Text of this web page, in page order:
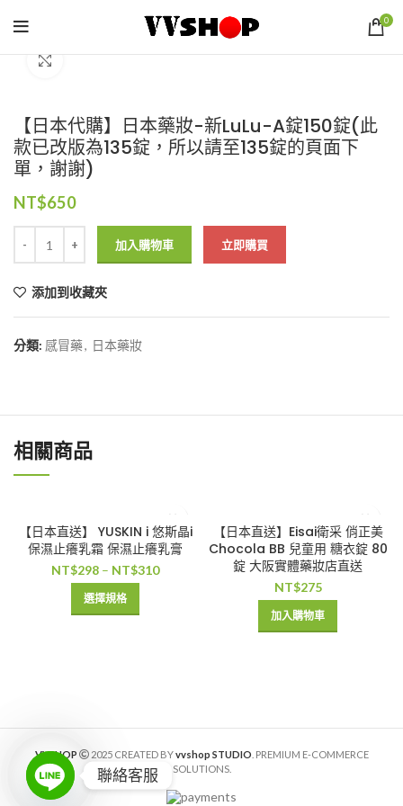
0
【日本代購】日本藥妝-新LuLu-A錠150錠(此
款已改版為135錠，所以請至135錠的頁面下
單，謝謝)
NT$650
加入購物車 立即購買
添加到收藏夾
分類: 感冒藥, 日本藥妝
相關商品
【日本直送】 YUSKIN i 悠斯晶i
保濕止癢乳霜 保濕止癢乳膏
NT$298 – NT$310
選擇規格
【日本直送】Eisai衛采 俏正美
Chocola BB 兒童用 糖衣錠 80
錠 大阪實體藥妝店直送
NT$275
加入購物車
VVSHOP 2025 CREATED BYvvshop STUDIO . PREMIUM E-COMMERCE
SOLUTIONS.
聯絡客服